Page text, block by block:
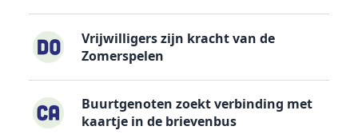
Vrijwilligers zijn kracht van de
Zomerspelen
Buurtgenoten zoekt verbinding met
kaartje in de brievenbus